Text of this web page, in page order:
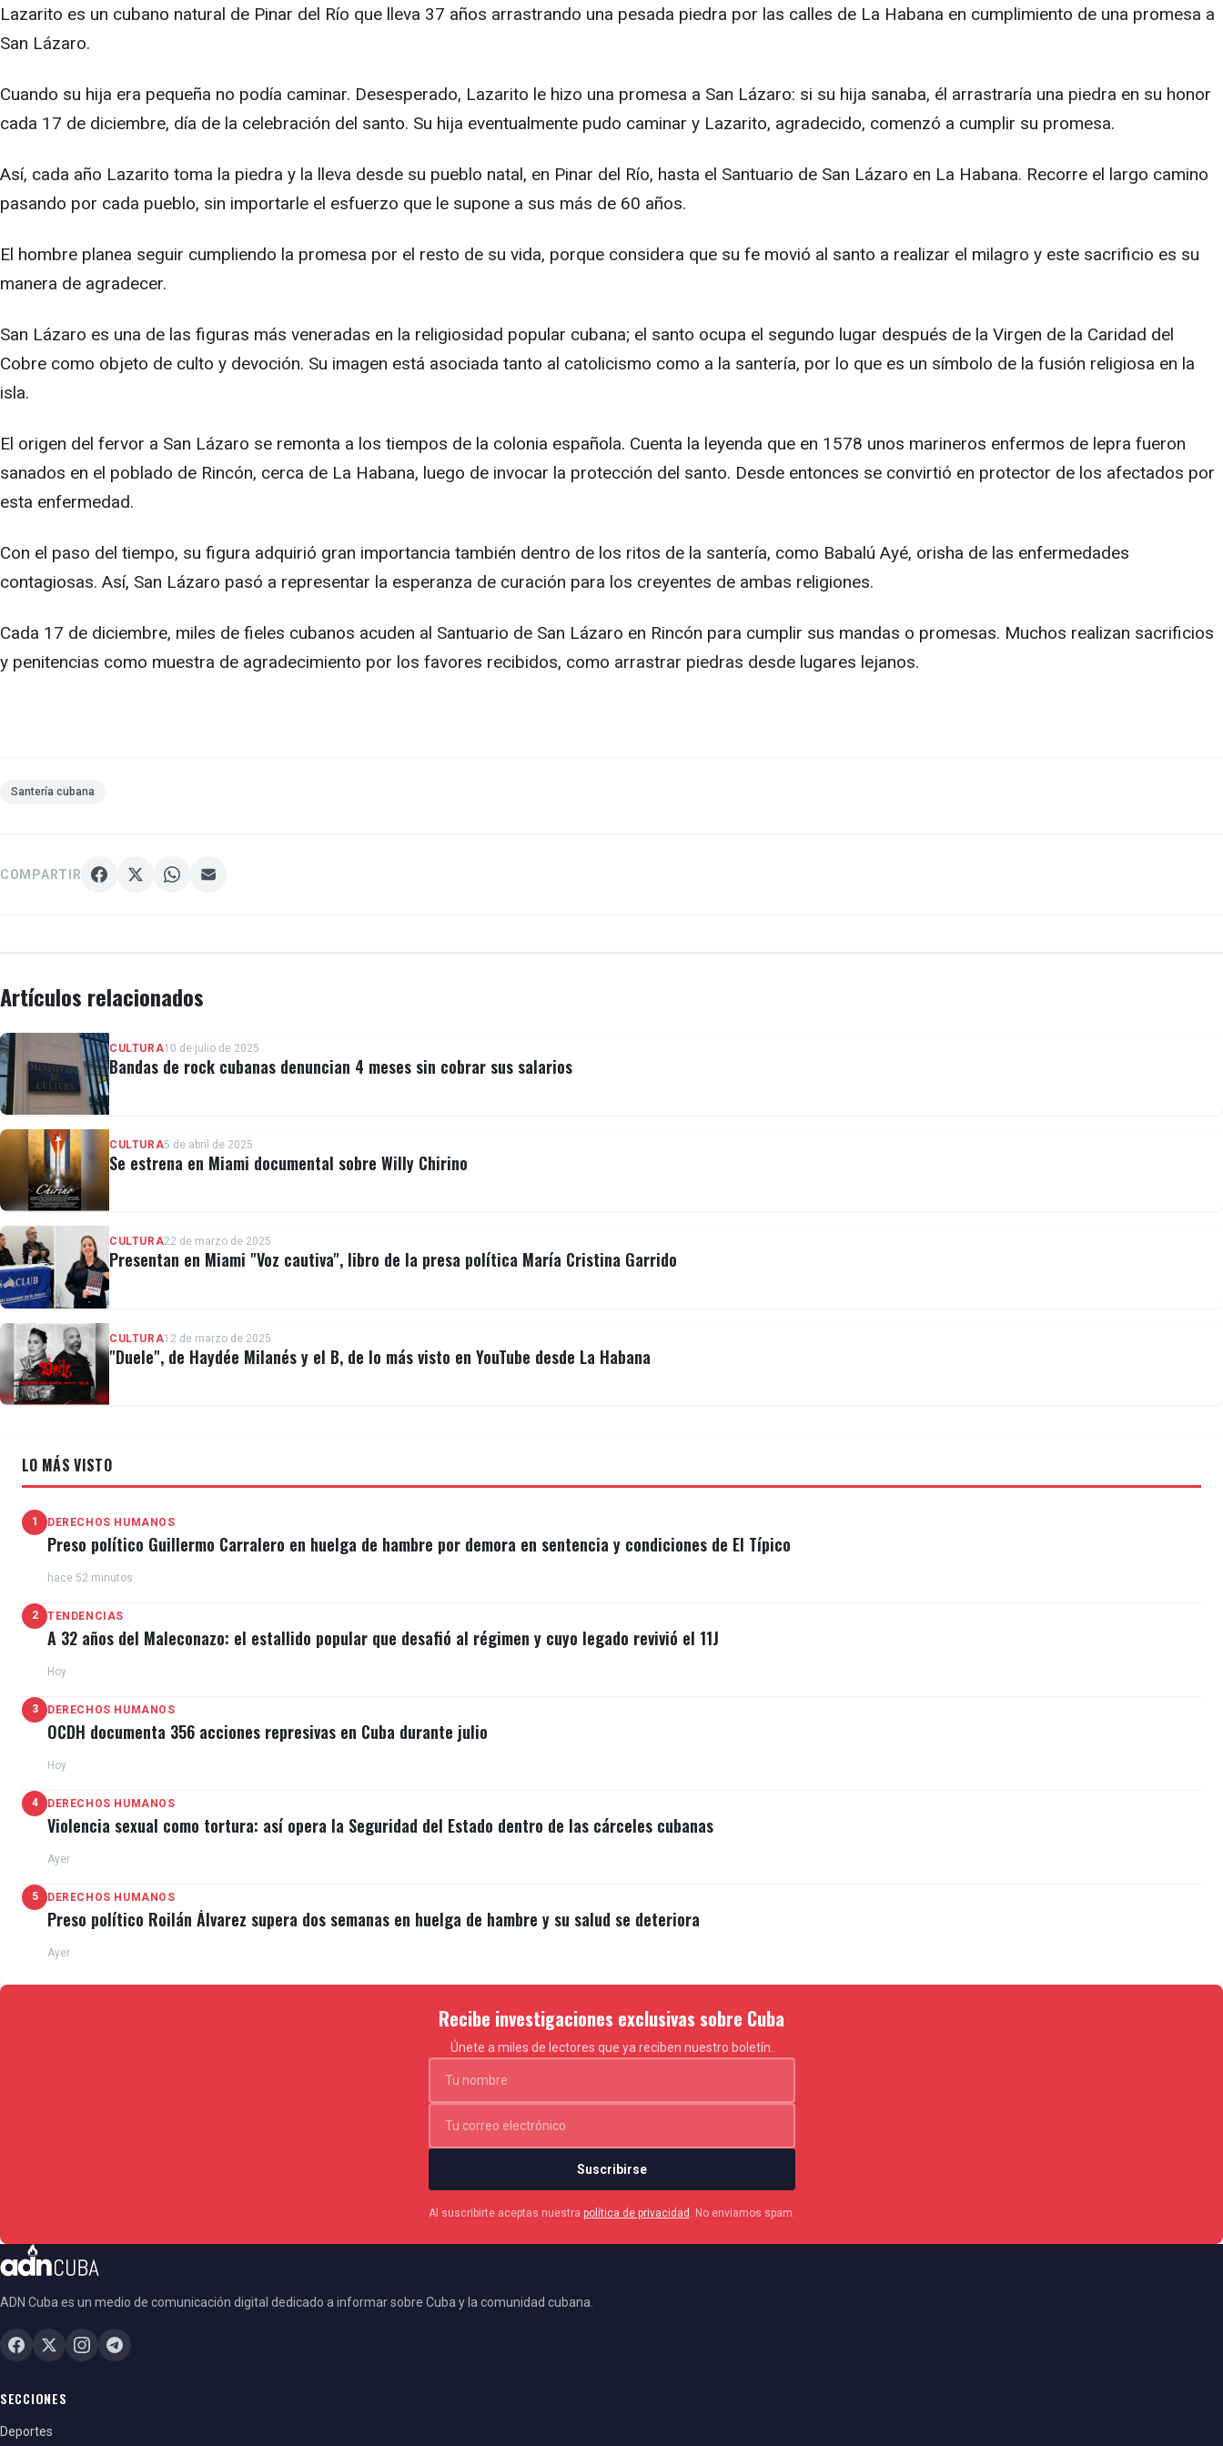
Lazarito es un cubano natural de Pinar del Río que lleva 37 años arrastrando una pesada piedra por las calles de La Habana en cumplimiento de una promesa a
San Lázaro.
Cuando su hija era pequeña no podía caminar. Desesperado, Lazarito le hizo una promesa a San Lázaro: si su hija sanaba, él arrastraría una piedra en su honor
cada 17 de diciembre, día de la celebración del santo. Su hija eventualmente pudo caminar y Lazarito, agradecido, comenzó a cumplir su promesa.
Así, cada año Lazarito toma la piedra y la lleva desde su pueblo natal, en Pinar del Río, hasta el Santuario de San Lázaro en La Habana. Recorre el largo camino
pasando por cada pueblo, sin importarle el esfuerzo que le supone a sus más de 60 años.
El hombre planea seguir cumpliendo la promesa por el resto de su vida, porque considera que su fe movió al santo a realizar el milagro y este sacrificio es su
manera de agradecer.
San Lázaro es una de las figuras más veneradas en la religiosidad popular cubana; el santo ocupa el segundo lugar después de la Virgen de la Caridad del
Cobre como objeto de culto y devoción. Su imagen está asociada tanto al catolicismo como a la santería, por lo que es un símbolo de la fusión religiosa en la
isla.
El origen del fervor a San Lázaro se remonta a los tiempos de la colonia española. Cuenta la leyenda que en 1578 unos marineros enfermos de lepra fueron
sanados en el poblado de Rincón, cerca de La Habana, luego de invocar la protección del santo. Desde entonces se convirtió en protector de los afectados por
esta enfermedad.
Con el paso del tiempo, su figura adquirió gran importancia también dentro de los ritos de la santería, como Babalú Ayé, orisha de las enfermedades
contagiosas. Así, San Lázaro pasó a representar la esperanza de curación para los creyentes de ambas religiones.
Cada 17 de diciembre, miles de fieles cubanos acuden al Santuario de San Lázaro en Rincón para cumplir sus mandas o promesas. Muchos realizan sacrificios
y penitencias como muestra de agradecimiento por los favores recibidos, como arrastrar piedras desde lugares lejanos.
Santería cubana
COMPARTIR
Artículos relacionados
CULTURA10 de julio de 2025
Bandas de rock cubanas denuncian 4 meses sin cobrar sus salarios
CULTURA5 de abril de 2025
Se estrena en Miami documental sobre Willy Chirino
CULTURA22 de marzo de 2025
Presentan en Miami "Voz cautiva", libro de la presa política María Cristina Garrido
CULTURA12 de marzo de 2025
"Duele", de Haydée Milanés y el B, de lo más visto en YouTube desde La Habana
LO MÁS VISTO
1 DERECHOS HUMANOS
Preso político Guillermo Carralero en huelga de hambre por demora en sentencia y condiciones de El Típico
hace 52 minutos
2 TENDENCIAS
A 32 años del Maleconazo: el estallido popular que desafió al régimen y cuyo legado revivió el 11J
Hoy
3 DERECHOS HUMANOS
OCDH documenta 356 acciones represivas en Cuba durante julio
Hoy
4 DERECHOS HUMANOS
Violencia sexual como tortura: así opera la Seguridad del Estado dentro de las cárceles cubanas
Ayer
5 DERECHOS HUMANOS
Preso político Roilán Álvarez supera dos semanas en huelga de hambre y su salud se deteriora
Ayer
Recibe investigaciones exclusivas sobre Cuba
Únete a miles de lectores que ya reciben nuestro boletín.
Suscribirse
Al suscribirte aceptas nuestra política de privacidad . No enviamos spam.
ADN Cuba es un medio de comunicación digital dedicado a informar sobre Cuba y la comunidad cubana.
SECCIONES
Deportes